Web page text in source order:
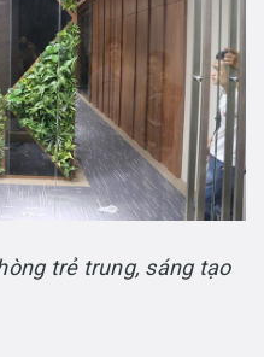
trẻ trung, sáng tạo